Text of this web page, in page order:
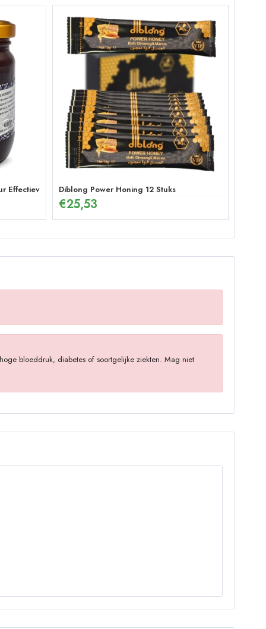
Effectieve Ginseng Pepermunt Pasta voor Mannen
Diblong Power Honing 12 Stuks
€25,53
bloeddruk, diabetes of soortgelijke ziekten. Mag niet